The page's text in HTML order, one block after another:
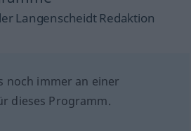
Langenscheidt Redaktion
noch immer an einer
dieses Programm.